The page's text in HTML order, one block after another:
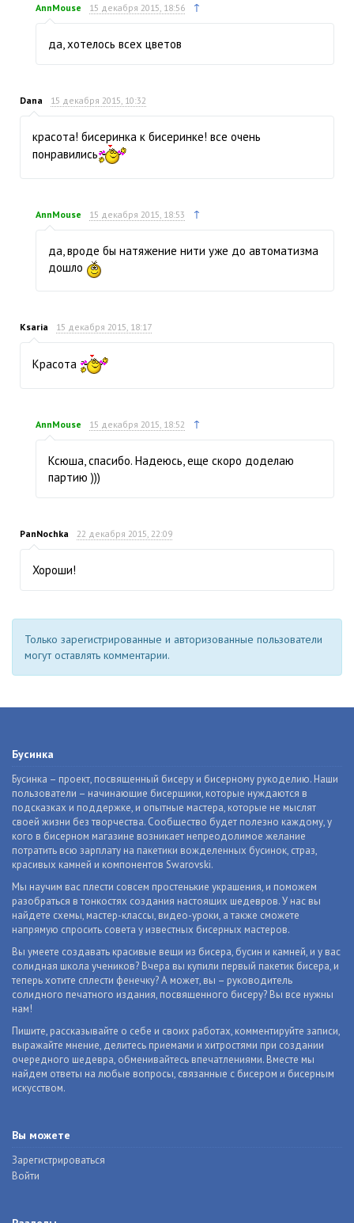
AnnMouse 15 декабря 2015, 18:56 ↑
да, хотелось всех цветов
Dana 15 декабря 2015, 10:32
красота! бисеринка к бисеринке! все очень
понравились
AnnMouse 15 декабря 2015, 18:53 ↑
да, вроде бы натяжение нити уже до автоматизма
дошло
Ksaria 15 декабря 2015, 18:17
Красота
AnnMouse 15 декабря 2015, 18:52 ↑
Ксюша, спасибо. Надеюсь, еще скоро доделаю
партию )))
PanNochka 22 декабря 2015, 22:09
Хороши!
Только зарегистрированные и авторизованные пользователи
могут оставлять комментарии.
Бусинка
Бусинка – проект, посвященный бисеру и бисерному рукоделию. Наши
пользователи – начинающие бисерщики, которые нуждаются в
подсказках и поддержке, и опытные мастера, которые не мыслят
своей жизни без творчества. Сообщество будет полезно каждому, у
кого в бисерном магазине возникает непреодолимое желание
потратить всю зарплату на пакетики вожделенных бусинок, страз,
красивых камней и компонентов Swarovski.
Мы научим вас плести совсем простенькие украшения, и поможем
разобраться в тонкостях создания настоящих шедевров. У нас вы
найдете схемы, мастер-классы, видео-уроки, а также сможете
напрямую спросить совета у известных бисерных мастеров.
Вы умеете создавать красивые вещи из бисера, бусин и камней, и у вас
солидная школа учеников? Вчера вы купили первый пакетик бисера, и
теперь хотите сплести фенечку? А может, вы – руководитель
солидного печатного издания, посвященного бисеру? Вы все нужны
нам!
Пишите, рассказывайте о себе и своих работах, комментируйте записи,
выражайте мнение, делитесь приемами и хитростями при создании
очередного шедевра, обменивайтесь впечатлениями. Вместе мы
найдем ответы на любые вопросы, связанные с бисером и бисерным
искусством.
Вы можете
Зарегистрироваться
Войти